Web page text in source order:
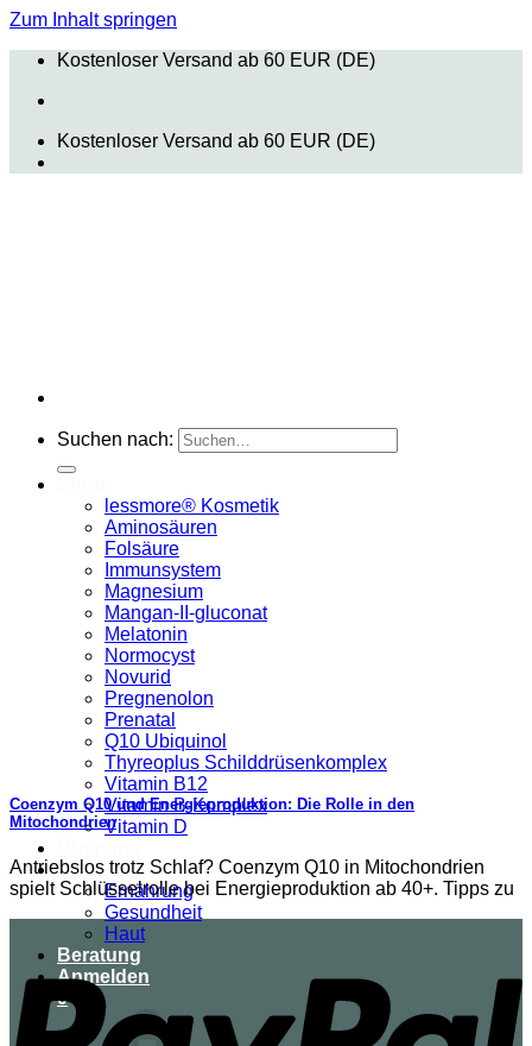
Zum Inhalt springen
Kostenloser Versand ab 60 EUR (DE)
Kostenloser Versand ab 60 EUR (DE)
Suchen nach:
lessmore® Kosmetik
Aminosäuren
Folsäure
Immunsystem
Magnesium
Mangan-II-gluconat
Melatonin
Normocyst
Novurid
Pregnenolon
Prenatal
Q10 Ubiquinol
Thyreoplus Schilddrüsenkomplex
Vitamin B12
Vitamin B-Komplex
Vitamin D
Ratgeber
Ernährung
Gesundheit
Haut
Beratung
Anmelden
0
Coenzym Q10 und Energieproduktion: Die Rolle in den
Mitochondrien
Antriebslos trotz Schlaf? Coenzym Q10 in Mitochondrien
spielt Schlüsselrolle bei Energieproduktion ab 40+. Tipps zu